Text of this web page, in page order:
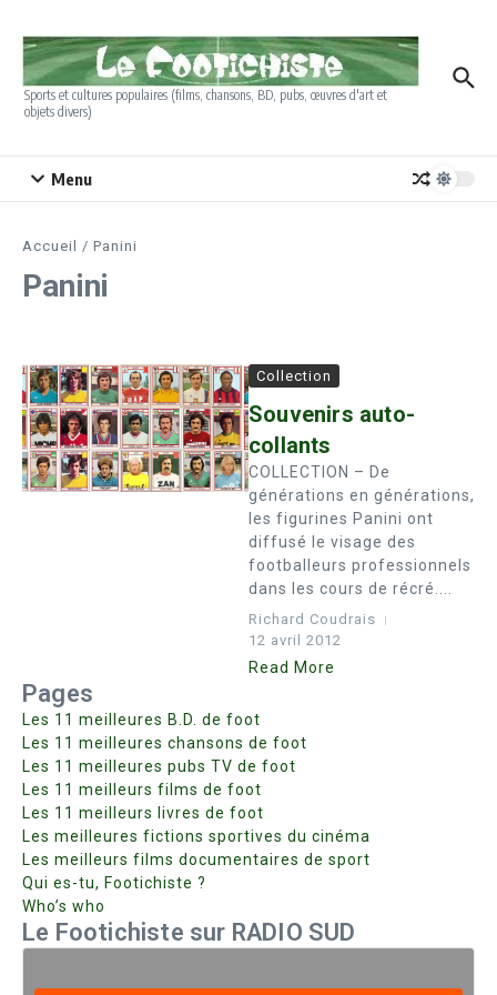
Sports et cultures populaires (films, chansons, BD, pubs, œuvres d'art et
objets divers)
Menu
Accueil / Panini
Panini
Collection
Souvenirs auto-
collants
COLLECTION – De
générations en générations,
les figurines Panini ont
diffusé le visage des
footballeurs professionnels
dans les cours de récré....
Richard Coudrais
12 avril 2012
Read More
Pages
Les 11 meilleures B.D. de foot
Les 11 meilleures chansons de foot
Les 11 meilleures pubs TV de foot
Les 11 meilleurs films de foot
Les 11 meilleurs livres de foot
Les meilleures fictions sportives du cinéma
Les meilleurs films documentaires de sport
Qui es-tu, Footichiste ?
Who’s who
Le Footichiste sur RADIO SUD